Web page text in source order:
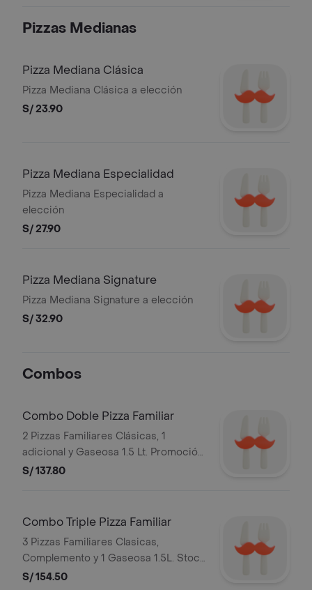
Pizzas Medianas
Pizza Mediana Clásica
Pizza Mediana Clásica a elección
S/ 23.90
Pizza Mediana Especialidad
Pizza Mediana Especialidad a
elección
S/ 27.90
Pizza Mediana Signature
Pizza Mediana Signature a elección
S/ 32.90
Combos
Combo Doble Pizza Familiar
2 Pizzas Familiares Clásicas, 1
adicional y Gaseosa 1.5 Lt. Promoción
válida todos los días o hasta agotar
promociones. RAZON SOCIAL:
CORPORACION PERUANA DE
RESTAURANTES S.A.C. RUC:
20505897812
S/ 137.80
Combo Triple Pizza Familiar
3 Pizzas Familiares Clasicas,
Complemento y 1 Gaseosa 1.5L. Stock
mínimo de 300 unidades. No
S/ 154.50